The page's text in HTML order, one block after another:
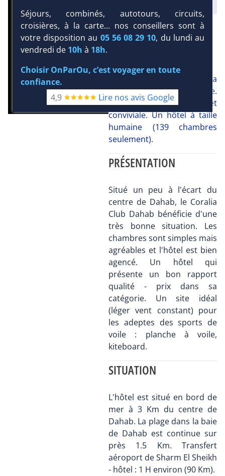
DEMANDE D’INFORMATIONS
Un hôtel agréable à la
clientèle jeune et sportive.
Ambiance décontractée et
conviviale. Un hôtel à taille
humaine (139 chambres
seulement).
PRÉSENTATION
Situé un peu à l'écart du
centre de Dahab, le Coralia
Club Dahab bénéficie d'une
très bonne situation. Les
chambres sont simples mais
agréables et l'hôtel est bien
agencé. Un hôtel qui
présente un bon rapport
qualité - prix dans sa
catégorie. Un site idéal
(léger vent constant) pour
les adeptes des sports de
voile : planche à voile,
kiteboard.
SITUATION
L'hôtel est situé en bord de
mer à 3 Km du centre de
Dahab. La plage dans la baie
de Dahab est continue sur
près 1.5 Km. Transfert
aéroport de Sharm El Sheikh
- hôtel : 1 H environ (90 Km).
Séjours, combinés, autotours, circuits,
croisières, à la carte... nos conseillers sont à
votre disposition au 05 56 08 29 10, du lundi au
vendredi de 10h à 18h.
Choisir OnParOu, c’est voyager en toute
confiance.
4,9
Lire nos avis Google